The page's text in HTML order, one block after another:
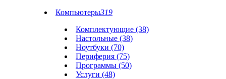
Компьютеры319
Комплектующие (38)
Настольные (38)
Ноутбуки (70)
Периферия (75)
Программы (50)
Услуги (48)